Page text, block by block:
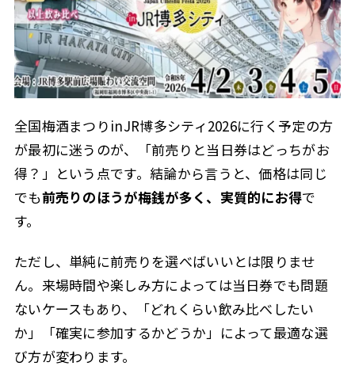
全国梅酒まつりinJR博多シティ2026に行く予定の方
が最初に迷うのが、「前売りと当日券はどっちがお
得？」という点です。結論から言うと、価格は同じ
でも前売りのほうが梅銭が多く、実質的にお得で
す。
ただし、単純に前売りを選べばいいとは限りませ
ん。来場時間や楽しみ方によっては当日券でも問題
ないケースもあり、「どれくらい飲み比べしたい
か」「確実に参加するかどうか」によって最適な選
び方が変わります。